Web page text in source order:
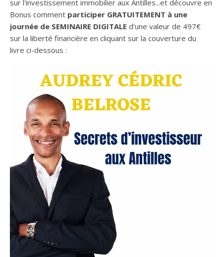
sur l'investissement immobilier aux Antilles...et découvre en
Bonus comment participer GRATUITEMENT à une
journée de SEMINAIRE DIGITALE d'une valeur de 497€
sur la liberté financière en cliquant sur la couverture du
livre ci-dessous :